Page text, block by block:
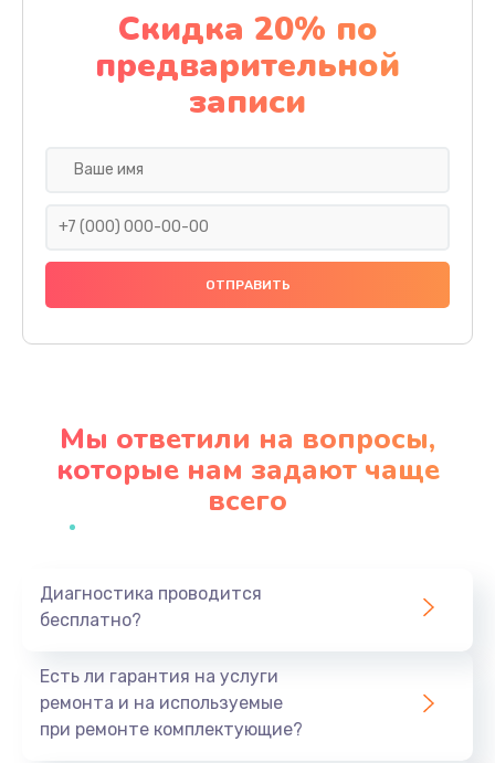
Замена материнской платы
1100 руб.
Заказать
Замена праймера
1000 руб.
Заказать
Профилактическая чистка
Заказать
Скидка 20% по
предварительной
записи
Мы ответили на вопросы,
которые нам задают чаще
всего
Диагностика проводится
бесплатно?
Есть ли гарантия на услуги
ремонта и на используемые
при ремонте комплектующие?